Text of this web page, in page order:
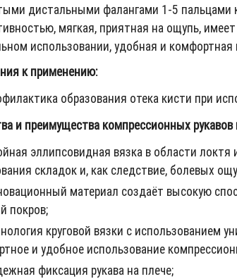
дистальными фалангами 1-5 пальцами
мягкая, приятная на ощупь,
использовании, удобная и
к применению:
образования отека кисти при
и преимущества компрессионных рукавов
эллипсовидная вязка в области
складок и, как следствие, болевых
материал создаёт высокую
покров;
круговой вязки с использованием
и удобное использование
фиксация рукава на плече;